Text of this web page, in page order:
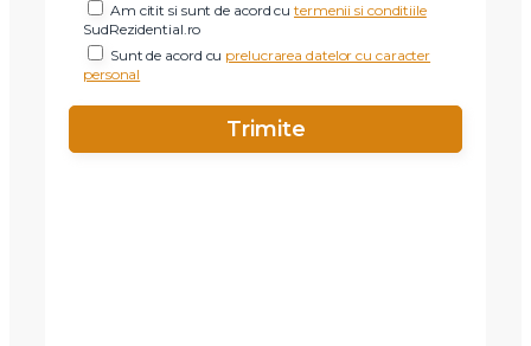
Am citit si sunt de acord cutermenii si conditiile
SudRezidential.ro
Sunt de acord cu prelucrarea datelor cu caracter
personal